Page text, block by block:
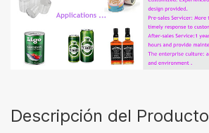
Descripción del Producto